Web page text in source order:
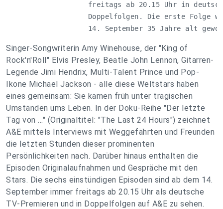
freitags ab 20.15 Uhr in
Doppelfolgen. Die erste Folge
14. September 35 Jahre alt
Singer-Songwriterin Amy Winehouse, der "King of
Rock'n'Roll" Elvis Presley, Beatle John Lennon, Gitarren-
Legende Jimi Hendrix, Multi-Talent Prince und Pop-
Ikone Michael Jackson - alle diese Weltstars haben
eines gemeinsam: Sie kamen früh unter tragischen
Umständen ums Leben. In der Doku-Reihe "Der letzte
Tag von ..." (Originaltitel: "The Last 24 Hours") zeichnet
A&E mittels Interviews mit Weggefährten und Freunden
die letzten Stunden dieser prominenten
Persönlichkeiten nach. Darüber hinaus enthalten die
Episoden Originalaufnahmen und Gespräche mit den
Stars. Die sechs einstündigen Episoden sind ab dem 14.
September immer freitags ab 20.15 Uhr als deutsche
TV-Premieren und in Doppelfolgen auf A&E zu sehen.